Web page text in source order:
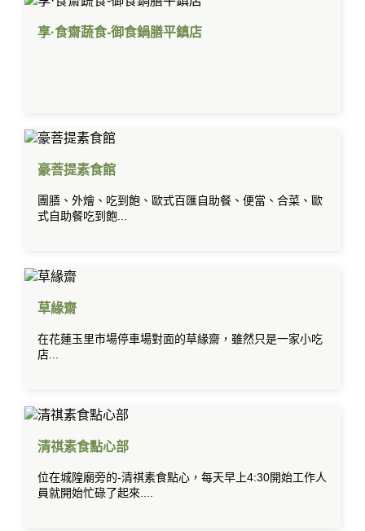
享·食齋蔬食-御食鍋膳平鎮店
豪菩提素食館
團膳、外燴、吃到飽、歐式百匯自助餐、便當、合菜、歐
式自助餐吃到飽...
草緣齋
在花蓮玉里市場停車場對面的草緣齋，雖然只是一家小吃
店...
清祺素食點心部
位在城隍廟旁的-清祺素食點心，每天早上4:30開始工作人
員就開始忙碌了起來....